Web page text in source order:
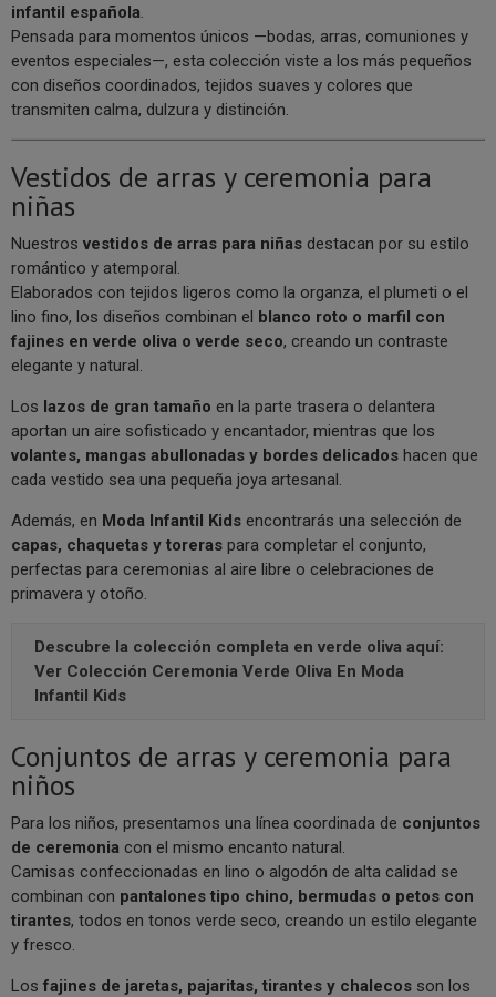
infantil española.
Pensada para momentos únicos —bodas, arras, comuniones y
eventos especiales—, esta colección viste a los más pequeños
con diseños coordinados, tejidos suaves y colores que
transmiten calma, dulzura y distinción.
Vestidos de arras y ceremonia para
niñas
Nuestros vestidos de arras para niñas destacan por su estilo
romántico y atemporal.
Elaborados con tejidos ligeros como la organza, el plumeti o el
lino fino, los diseños combinan el blanco roto o marfil con
fajines en verde oliva o verde seco, creando un contraste
elegante y natural.
Los lazos de gran tamaño en la parte trasera o delantera
aportan un aire sofisticado y encantador, mientras que los
volantes, mangas abullonadas y bordes delicados hacen que
cada vestido sea una pequeña joya artesanal.
Además, en Moda Infantil Kids encontrarás una selección de
capas, chaquetas y toreras para completar el conjunto,
perfectas para ceremonias al aire libre o celebraciones de
primavera y otoño.
Descubre la colección completa en verde oliva aquí:
Ver Colección Ceremonia Verde Oliva En Moda
Infantil Kids
Conjuntos de arras y ceremonia para
niños
Para los niños, presentamos una línea coordinada de conjuntos
de ceremonia con el mismo encanto natural.
Camisas confeccionadas en lino o algodón de alta calidad se
combinan con pantalones tipo chino, bermudas o petos con
tirantes, todos en tonos verde seco, creando un estilo elegante
y fresco.
Los fajines de jaretas, pajaritas, tirantes y chalecos son los